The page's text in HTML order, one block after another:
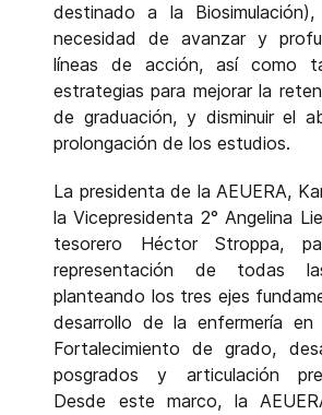
destinado a la
necesidad de avanzar y
líneas de acción, así como
estrategias para mejorar la
de graduación, y disminuir el
prolongación de los estudios.
La presidenta de la AEUERA,
la Vicepresidenta 2° Angelina
tesorero Héctor Stroppa,
representación de todas
planteando los tres ejes
desarrollo de la enfermería en
Fortalecimiento de grado,
posgrados y articulación
Desde este marco, la